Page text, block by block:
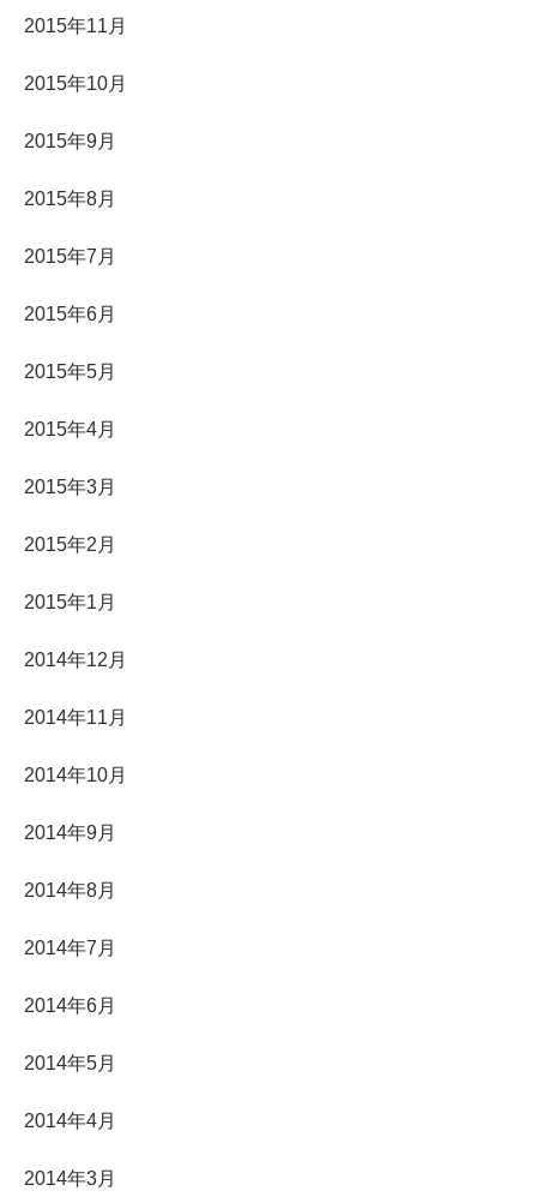
2015年11月
2015年10月
2015年9月
2015年8月
2015年7月
2015年6月
2015年5月
2015年4月
2015年3月
2015年2月
2015年1月
2014年12月
2014年11月
2014年10月
2014年9月
2014年8月
2014年7月
2014年6月
2014年5月
2014年4月
2014年3月